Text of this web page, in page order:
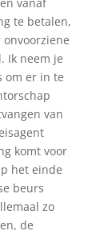
te betalen,
Ik neem je
om er in te
van
komt voor
het einde
beurs
zo
de